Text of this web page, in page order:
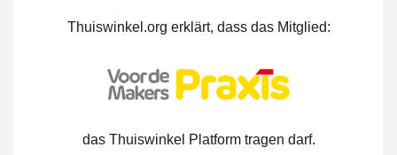
Thuiswinkel.org erklärt, dass das Mitglied:
das Thuiswinkel Platform tragen darf.